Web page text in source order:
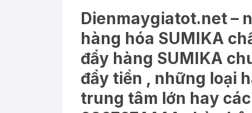
Dienmaygiatot.net –
hàng hóa SUMIKA
đẩy hàng SUMIKA
đẩy tiền , những loại
trung tâm lớn hay